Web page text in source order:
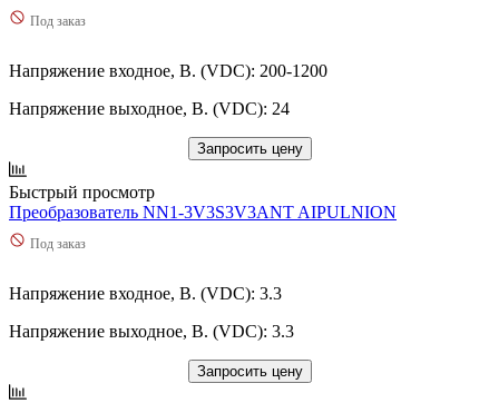
Под заказ
Напряжение входное, В. (VDC): 200-1200
Напряжение выходное, В. (VDC): 24
Запросить цену
Быстрый просмотр
Преобразователь NN1-3V3S3V3ANT AIPULNION
Под заказ
Напряжение входное, В. (VDC): 3.3
Напряжение выходное, В. (VDC): 3.3
Запросить цену